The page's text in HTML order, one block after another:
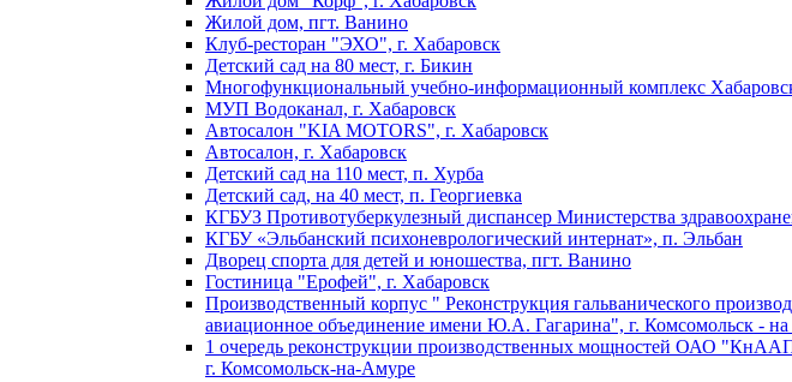
Жилой дом, пгт. Ванино
Клуб-ресторан "ЭХО", г. Хабаровск
Детский сад на 80 мест, г. Бикин
Многофункциональный учебно-информационный комплекс
МУП Водоканал, г. Хабаровск
Автосалон "KIA MOTORS", г. Хабаровск
Автосалон, г. Хабаровск
Детский сад на 110 мест, п. Хурба
Детский сад, на 40 мест, п. Георгиевка
КГБУЗ Противотуберкулезный диспансер Министерства
КГБУ «Эльбанский психоневрологический интернат», п. Эльбан
Дворец спорта для детей и юношества, пгт. Ванино
Гостиница "Ерофей", г. Хабаровск
Производственный корпус " Реконструкция гальванического
авиационное объединение имени Ю.А. Гагарина", г. Комсомольск -
1 очередь реконструкции производственных мощностей ОАО
г. Комсомольск-на-Амуре